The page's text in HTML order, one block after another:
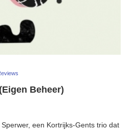
Beheer)
een Kortrijks-Gents trio dat